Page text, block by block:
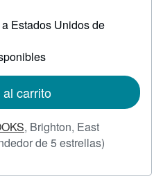
Estados Unidos de
carrito
, Brighton, East
de 5 estrellas)
vendedor: